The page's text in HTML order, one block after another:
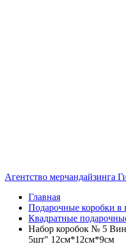
Агентство мерчандайзинга
Главная
Подарочные коробки в
Квадратные
Набор коробок № 5
5шт" 12см*12см*9см